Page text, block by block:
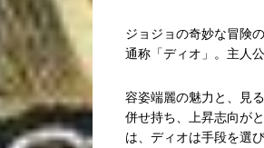
ジョジョの奇妙な冒険
通称「ディオ」。主人
容姿端麗の魅力と、見
併せ持ち、上昇志向が
は、ディオは手段を選び